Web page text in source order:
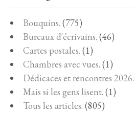
Bouquins. (775)
Bureaux d'écrivains. (46)
Cartes postales. (1)
Chambres avec vues. (1)
Dédicaces et rencontres 2026.
Mais si les gens lisent. (1)
Tous les articles. (805)